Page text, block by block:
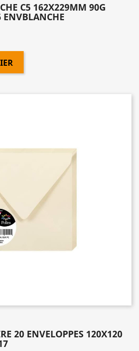
C5 162X229MM 90G
20 ENVELOPPES 120X120